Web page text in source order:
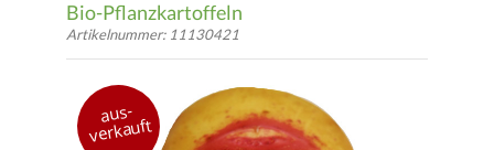
Bio-Pflanzkartoffeln
Artikelnummer: 11130421
Deutschland 2019
festkochend
aus-
verkauft